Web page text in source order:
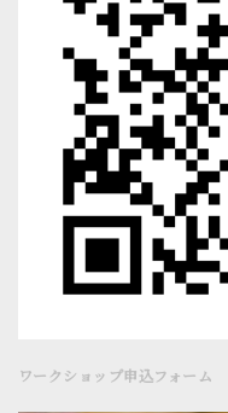
ワークショップ申込フォーム